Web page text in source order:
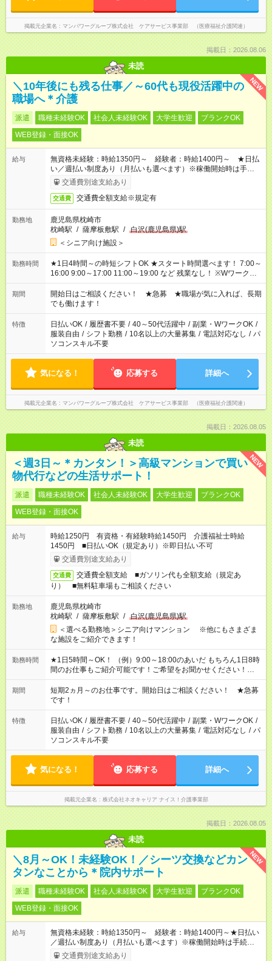
掲載元企業名 マンパワーグループ株式会社 ケアサービス事業部 （医療福祉介護関連）
掲載日：2026.08.06
未読
NEW
＼10年後にも残る仕事／～60代も現役活躍中の
職場へ＊介護
派遣 職種未経験OK 社会人未経験OK 大学生歓迎
ブランクOK
WEB登録・面接OK
給与
無資格未経験：時給1350円～ 経験者：時給1400円～ ★日払
い／週払い制度あり（月払いも選べます）※稼働開始時は手続き
完了次第のお支払いとなります。
交通費別途支給あり
交通費 交通費全額支給※規定有
勤務地
鹿児島県枕崎市
枕崎駅 / 薩摩板敷駅 / 白沢(鹿児島県)駅
＜シニア向け施設＞
勤務時間
★1日4時間～の時短シフトOK ★スタート時間選べます！ 7:00～
16:00 9:00～17:00 11:00～19:00 など 残業なし！ ※Wワークの
場合、他のお仕事と合わせ週40時間超の就業はご案内できませ
ん ※法令に基づき、週20時間以上勤務は社会保険への加入対象
となります ※労働者派遣法（日雇い派遣の原則禁止）により、
短時間・短期間の就業はご案内が難しい場合があります
期間
開始日はご相談ください！ ★急募 ★職場が気に入れば、長期
でも働けます！
特徴 日払いOK / 履歴書不要 / 40～50代活躍中 / 副業・WワークOK /
服装自由 / シフト勤務 / 10名以上の大量募集 / 電話対応なし / パ
ソコンスキル不要
気になる！ 応募する 詳細へ
掲載元企業名 マンパワーグループ株式会社 ケアサービス事業部 （医療福祉介護関連）
掲載日：2026.08.05
未読
NEW
＜週3日～＊カンタン！＞高級マンションで買い
物代行などの生活サポート！
派遣 職種未経験OK 社会人未経験OK 大学生歓迎
ブランクOK
WEB登録・面接OK
給与
時給1250円 有資格・有経験時給1450円 介護福祉士時給
1450円 ■日払いOK（規定あり）※即日払い不可
交通費別途支給あり
交通費
交通費全額支給 ■ガソリン代も全額支給（規定あ
り） ■無料駐車場もご相談ください
勤務地
鹿児島県枕崎市
枕崎駅 / 薩摩板敷駅 / 白沢(鹿児島県)駅
＜選べる勤務地＞シニア向けマンション ※他にもさまざま
な施設をご紹介できます！
勤務時間
★1日5時間～OK！ （例）9:00～18:00のあいだ もちろん1日8時
間のお仕事もご紹介可能です！ご希望をお聞かせください！★家
庭の都合でお休みが必要な場合も遠慮なくご相談ください。 ※
週最低15時間以上の勤務が必要です
期間
短期2ヵ月～のお仕事です。開始日はご相談ください！ ★急募
です！
特徴 日払いOK / 履歴書不要 / 40～50代活躍中 / 副業・WワークOK /
服装自由 / シフト勤務 / 10名以上の大量募集 / 電話対応なし / パ
ソコンスキル不要
気になる！ 応募する 詳細へ
掲載元企業名 株式会社ネオキャリア ナイス！介護事業部
掲載日：2026.08.05
未読
NEW
＼8月～OK！未経験OK！／シーツ交換などカン
タンなことから＊院内サポート
派遣 職種未経験OK 社会人未経験OK 大学生歓迎
ブランクOK
WEB登録・面接OK
給与
無資格未経験：時給1350円～ 経験者：時給1400円～★日払い
／週払い制度あり（月払いも選べます）※稼働開始時は手続き完
了次第のお支払いとなります。
交通費別途支給あり